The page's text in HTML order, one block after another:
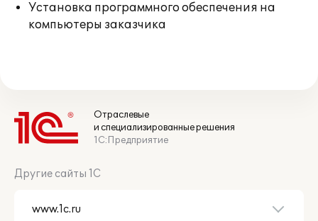
Установка программного обеспечения на
компьютеры заказчика
Отраслевые
и специализированные решения
1С:Предприятие
Другие сайты 1С